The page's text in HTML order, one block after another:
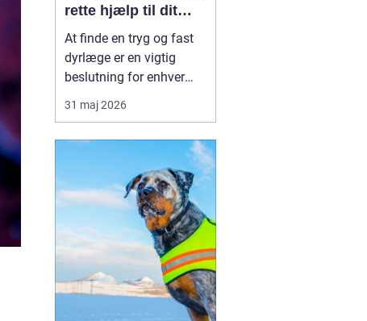
rette hjælp til dit
kæledyr
At finde en tryg og fast
dyrlæge er en vigtig
beslutning for enhver
kæledyrsejer. I en by
som Slagelse, hvor
hund, kat eller mindre
gnavere, spiller den
lokale dyreklinik en stor
rolle i hverdagen. En god
dyrlæge skal ikke kun
kunn...
31 maj 2026